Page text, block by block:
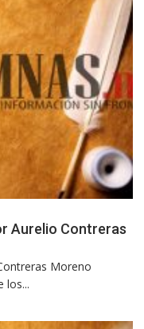
Aurelio Contreras
Moreno
los...